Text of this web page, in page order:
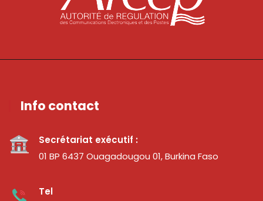
Info contact
Secrétariat exécutif :
01 BP 6437 Ouagadougou 01, Burkina Faso
Tel